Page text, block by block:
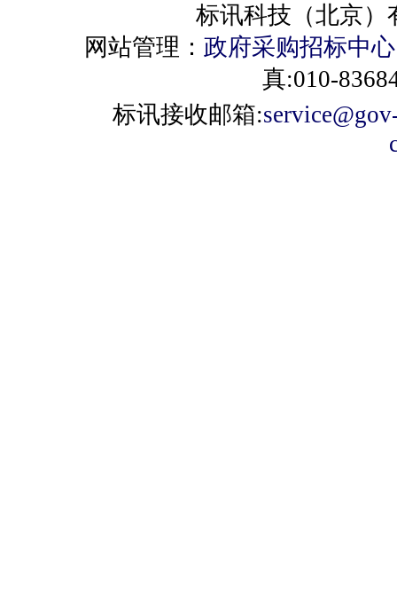
标讯科技（北京）
网站管理： 政府采购招标中心
真:010-
标讯接收邮箱: